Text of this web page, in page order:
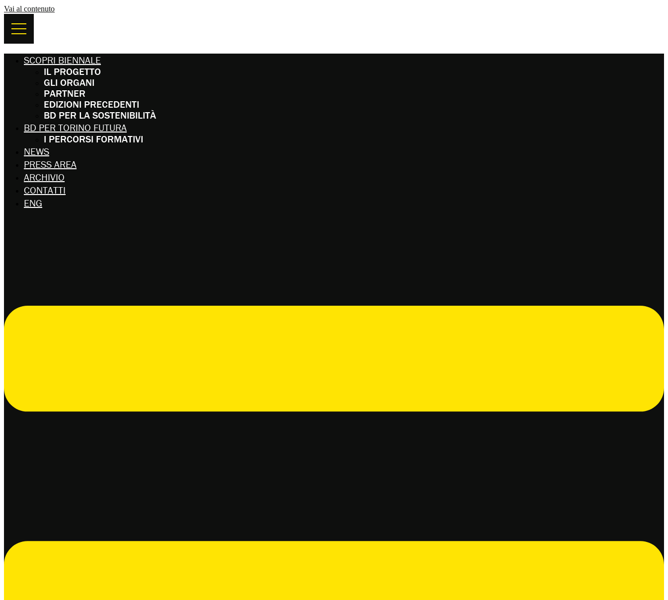
Vai al contenuto
SCOPRI BIENNALE
IL PROGETTO
GLI ORGANI
PARTNER
EDIZIONI PRECEDENTI
BD PER LA SOSTENIBILITÀ
BD PER TORINO FUTURA
I PERCORSI FORMATIVI
NEWS
PRESS AREA
ARCHIVIO
CONTATTI
ENG